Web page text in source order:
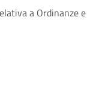
a Ordinanze